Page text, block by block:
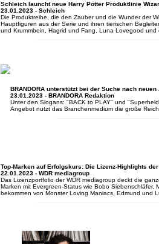
Schleich launcht neue Harry Potter Produktlinie
23.01.2023 - Schleich
Die Produktreihe, die den Zauber und die Wunder der
Hauptfiguren aus der Serie und ihren tierischen
und Krummbein, Hagrid und Fang, Luna Lovegood
BRANDORA unterstützt bei der Suche nach
23.01.2023 - BRANDORA Redaktion
Unter den Slogans: "BACK to PLAY" und
Angebot nutzt das Branchenmedium die große
Top-Marken auf Erfolgskurs: Die Lizenz-Highlights
22.01.2023 - WDR mediagroup
Das Lizenzportfolio der WDR mediagroup deckt die
Marken mit Evergreen-Status wie Bobo
bekommen von Monster Loving Maniacs, Edmund und